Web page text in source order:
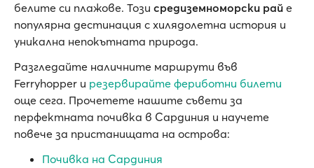
белите си плажове. Този средиземноморски рай е
популярна дестинация с хилядолетна история и
уникална непокътната природа.
Разгледайте наличните маршрути във
Ferryhopper и резервирайте фериботни билети
още сега. Прочетете нашите съвети за
перфектната почивка в Сардиния и научете
повече за пристанищата на острова:
Почивка на Сардиния